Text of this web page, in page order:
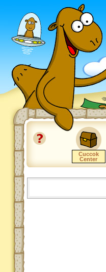
Cuccok
Center